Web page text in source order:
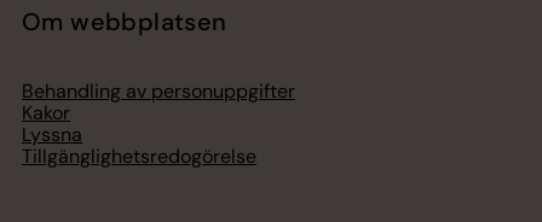
Om webbplatsen
Behandling av personuppgifter
Kakor
Lyssna
Tillgänglighetsredogörelse